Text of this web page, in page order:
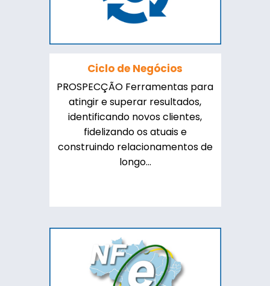
Ciclo de Negócios
PROSPECÇÃO Ferramentas para
atingir e superar resultados,
identificando novos clientes,
fidelizando os atuais e
construindo relacionamentos de
longo...